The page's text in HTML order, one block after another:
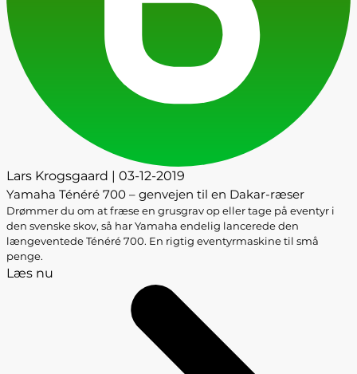
Lars Krogsgaard | 03-12-2019
Yamaha Ténéré 700 – genvejen til en Dakar-ræser
Drømmer du om at fræse en grusgrav op eller tage på eventyr i
den svenske skov, så har Yamaha endelig lancerede den
længeventede Ténéré 700. En rigtig eventyrmaskine til små
penge.
Læs nu